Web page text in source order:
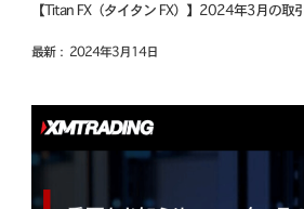
【Titan FX（タイタン FX）】2024年3月の取
最新： 2024年3月14日